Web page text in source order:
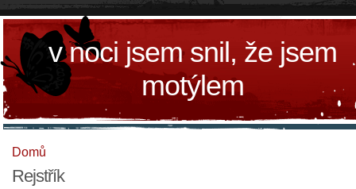
v noci jsem snil, že jsem
motýlem
Domů
Rejstřík